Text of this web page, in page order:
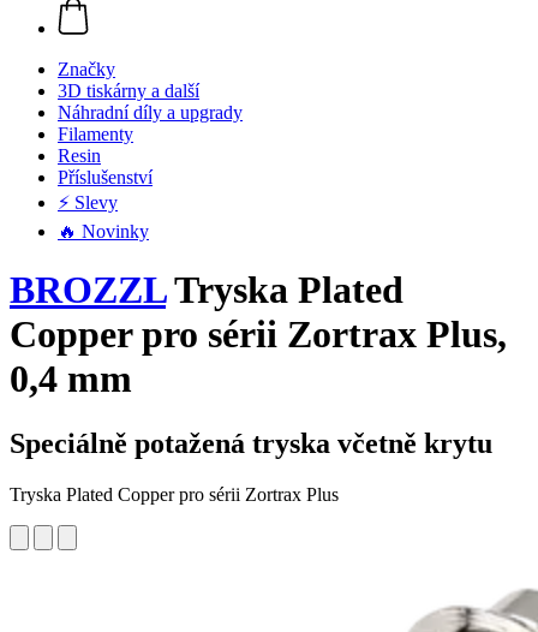
Značky
3D tiskárny a další
Náhradní díly a upgrady
Filamenty
Resin
Příslušenství
⚡ Slevy
🔥 Novinky
BROZZLTryska Plated
Copper pro sérii Zortrax Plus,
0,4 mm
Speciálně potažená tryska včetně krytu
Tryska Plated Copper pro sérii Zortrax Plus